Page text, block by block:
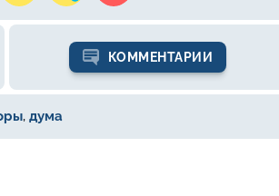
КОММЕНТАРИИ
, дума